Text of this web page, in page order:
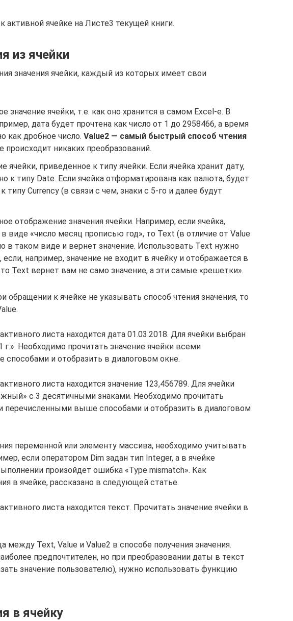
активной ячейке на Листе3 текущей книги.
из ячейки
значения ячейки, каждый из которых имеет свои
значение ячейки, т.е. как оно хранится в самом Excel-е. В
дата будет прочтена как число от 1 до 2958466, а время
как дробное число. Value2 — самый быстрый способ чтения
происходит никаких преобразований.
ячейки, приведенное к типу ячейки. Если ячейка хранит дату,
к типу Date. Если ячейка отформатирована как валюта, будет
типу Currency (в связи с чем, знаки с 5-го и далее будут
отображение значения ячейки. Например, если ячейка,
виде «число месяц прописью год», то Text (в отличие от Value
в таком виде и вернет значение. Использовать Text нужно
если, например, значение не входит в ячейку и отображается в
Text вернет вам не само значение, а эти самые «решетки».
обращении к ячейке не указывать способ чтения значения, то
листа находится дата 01.03.2018. Для ячейки выбран
Необходимо прочитать значение ячейки всеми
и отобразить в диалоговом окне.
листа находится значение 123,456789. Для ячейки
с 3 десятичными знаками. Необходимо прочитать
перечисленными выше способами и отобразить в диалоговом
переменной или элементу массива, необходимо учитывать
если оператором Dim задан тип Integer, а в ячейке
произойдет ошибка «Type mismatch». Как
в ячейке, рассказано в следующей статье.
листа находится текст. Прочитать значение ячейки в
между Text, Value и Value2 в способе получения значения.
предпочтителен, но при преобразовании даты в текст
значение пользователю), нужно использовать функцию
в ячейку